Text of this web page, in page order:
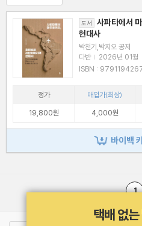
도서
사파타에서
현대사
박천기,박지오 공저
다반 | 2026년 01월
정가 매입가(최상)
19,800원
4,000원
바이백
1
택배 없